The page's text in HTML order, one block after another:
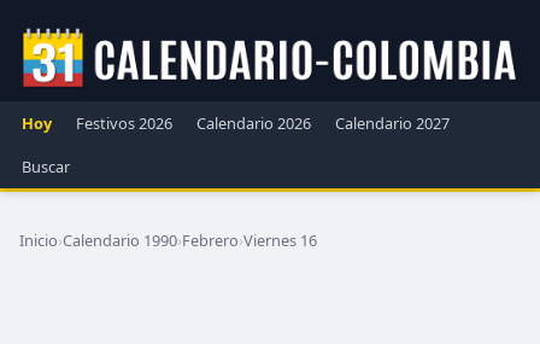
Hoy Festivos 2026 Calendario 2026
Calendario 2027
Buscar
Inicio›Calendario 1990›Febrero›Viernes 16